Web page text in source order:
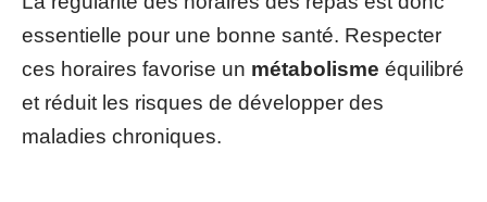
essentielle pour une bonne santé. Respecter
ces horaires favorise un métabolisme équilibré
et réduit les risques de développer des
maladies chroniques.